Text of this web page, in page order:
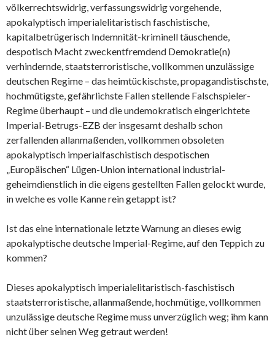
völkerrechtswidrig, verfassungswidrig vorgehende,
apokalyptisch imperialelitaristisch faschistische,
kapitalbetrügerisch Indemnität-kriminell täuschende,
despotisch Macht zweckentfremdend Demokratie(n)
verhindernde, staatsterroristische, vollkommen unzulässige
deutschen Regime – das heimtückischste, propagandistischste,
hochmütigste, gefährlichste Fallen stellende Falschspieler-
Regime überhaupt – und die undemokratisch eingerichtete
Imperial-Betrugs-EZB der insgesamt deshalb schon
zerfallenden allanmaßenden, vollkommen obsoleten
apokalyptisch imperialfaschistisch despotischen
„Europäischen“ Lügen-Union international industrial-
geheimdienstlich in die eigens gestellten Fallen gelockt wurde,
in welche es volle Kanne rein getappt ist?
Ist das eine internationale letzte Warnung an dieses ewig
apokalyptische deutsche Imperial-Regime, auf den Teppich zu
kommen?
Dieses apokalyptisch imperialelitaristisch-faschistisch
staatsterroristische, allanmaßende, hochmütige, vollkommen
unzulässige deutsche Regime muss unverzüglich weg; ihm kann
nicht über seinen Weg getraut werden!